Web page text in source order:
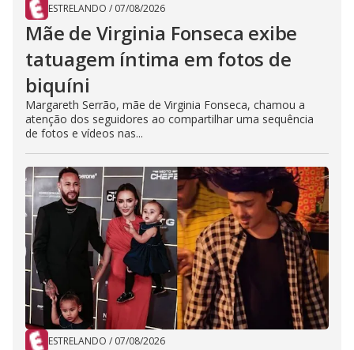
ESTRELANDO / 07/08/2026
Mãe de Virginia Fonseca exibe
tatuagem íntima em fotos de
biquíni
Margareth Serrão, mãe de Virginia Fonseca, chamou a
atenção dos seguidores ao compartilhar uma sequência
de fotos e vídeos nas...
ESTRELANDO / 07/08/2026